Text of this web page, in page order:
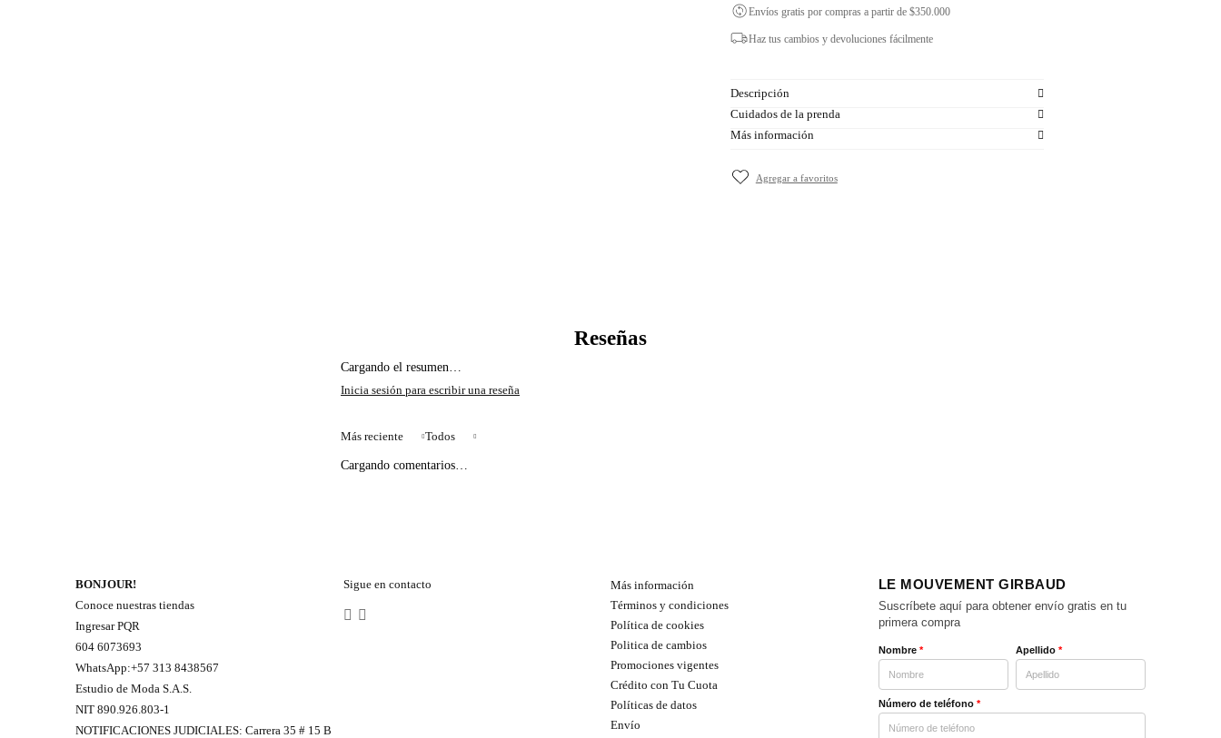
Envíos gratis por compras a partir de $350.000
Haz tus cambios y devoluciones fácilmente
Descripción
Cuidados de la prenda
Más información
Cargando el resumen…
Más reciente Todos
Cargando comentarios…
BONJOUR!
Conoce nuestras tiendas
Ingresar PQR
604 6073693
WhatsApp:+57 313 8438567
Estudio de Moda S.A.S.
NIT 890.926.803-1
NOTIFICACIONES JUDICIALES: Carrera 35 # 15 B
Sigue en contacto
Más información
Términos y condiciones
Política de cookies
Politica de cambios
Promociones vigentes
Crédito con Tu Cuota
Políticas de datos
Envío
LE MOUVEMENT GIRBAUD
Suscríbete aquí para obtener envío gratis en tu
primera compra
Nombre* Apellido*
Número de teléfono*